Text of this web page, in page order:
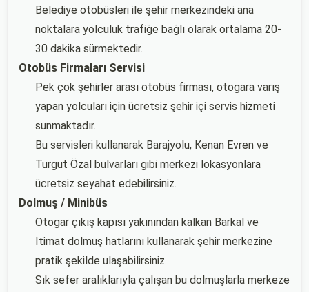
Belediye otobüsleri ile şehir merkezindeki ana
noktalara yolculuk trafiğe bağlı olarak ortalama 20-
30 dakika sürmektedir.
Otobüs Firmaları Servisi
Pek çok şehirler arası otobüs firması, otogara varış
yapan yolcuları için ücretsiz şehir içi servis hizmeti
sunmaktadır.
Bu servisleri kullanarak Barajyolu, Kenan Evren ve
Turgut Özal bulvarları gibi merkezi lokasyonlara
ücretsiz seyahat edebilirsiniz.
Dolmuş / Minibüs
Otogar çıkış kapısı yakınından kalkan Barkal ve
İtimat dolmuş hatlarını kullanarak şehir merkezine
pratik şekilde ulaşabilirsiniz.
Sık sefer aralıklarıyla çalışan bu dolmuşlarla merkeze